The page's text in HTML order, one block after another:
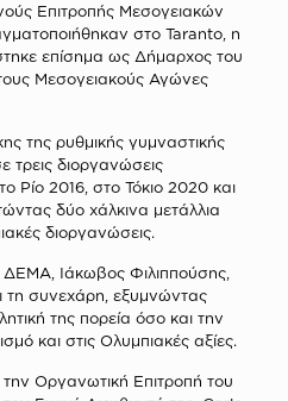
Επιτροπής Μεσογειακών
στο Taranto, η
επίσημα ως Δήμαρχος του
Μεσογειακούς Αγώνες
της ρυθμικής γυμναστικής
τρεις διοργανώσεις
2016, στο Τόκιο 2020 και
δύο χάλκινα μετάλλια
διοργανώσεις.
ΔΕΜΑ, Ιάκωβος Φιλιππούσης,
τη συνεχάρη, εξυμνώντας
της πορεία όσο και την
και στις Ολυμπιακές αξίες.
Οργανωτική Επιτροπή του